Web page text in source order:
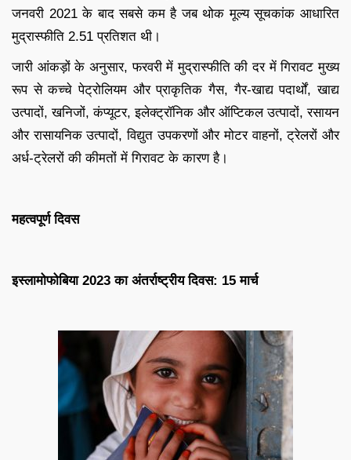
जनवरी 2021 के बाद सबसे कम है जब थोक मूल्य सूचकांक आधारित
मुद्रास्फीति 2.51 प्रतिशत थी।
जारी आंकड़ों के अनुसार, फरवरी में मुद्रास्फीति की दर में गिरावट मुख्य
रूप से कच्चे पेट्रोलियम और प्राकृतिक गैस, गैर-खाद्य पदार्थों, खाद्य
उत्पादों, खनिजों, कंप्यूटर, इलेक्ट्रॉनिक और ऑप्टिकल उत्पादों, रसायन
और रासायनिक उत्पादों, विद्युत उपकरणों और मोटर वाहनों, ट्रेलरों और
अर्ध-ट्रेलरों की कीमतों में गिरावट के कारण है।
महत्वपूर्ण दिवस
इस्लामोफोबिया 2023 का अंतर्राष्ट्रीय दिवस: 15 मार्च